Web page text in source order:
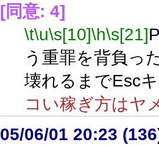
[同意: 4]
\t\u\s[10]\h\s[21]
う重罪を背負っ
壊れるまでEsc
コい稼ぎ方はヤ
05/06/01 20:23